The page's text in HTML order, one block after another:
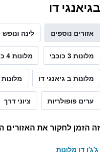
בגיאנגי דו
אזורים נוספים לינה
מלונות 3 כוכבי מלונות 4 כוכבי
מלונות ב גיאנגי דו מלונות
ערים פופולריות ציוני דרך
זה הזמן לחקור את האזורים
ג'ג'ו דו מלונות